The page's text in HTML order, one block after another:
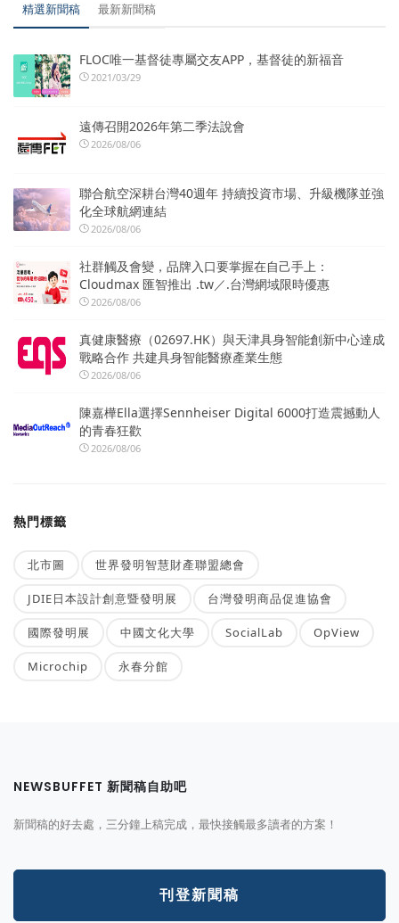
精選新聞稿 最新新聞稿
FLOC唯一基督徒專屬交友APP，基督徒的新福音
2021/03/29
遠傳召開2026年第二季法說會
2026/08/06
聯合航空深耕台灣40週年 持續投資市場、升級機隊並強
化全球航網連結
2026/08/06
社群觸及會變，品牌入口要掌握在自己手上：
Cloudmax 匯智推出 .tw／.台灣網域限時優惠
2026/08/06
真健康醫療（02697.HK）與天津具身智能創新中心達成
戰略合作 共建具身智能醫療產業生態
2026/08/06
陳嘉樺Ella選擇Sennheiser Digital 6000打造震撼動人
的青春狂歡
2026/08/06
熱門標籤
北市圖 世界發明智慧財產聯盟總會
JDIE日本設計創意暨發明展 台灣發明商品促進協會
國際發明展 中國文化大學 SocialLab OpView
Microchip 永春分館
NEWSBUFFET 新聞稿自助吧
新聞稿的好去處，三分鐘上稿完成，最快接觸最多讀者的方案！
刊登新聞稿